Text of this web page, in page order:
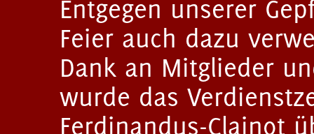
Entgegen unserer
Feier auch dazu
Dank an Mitglieder
wurde das
Ferdinandus-Clainot